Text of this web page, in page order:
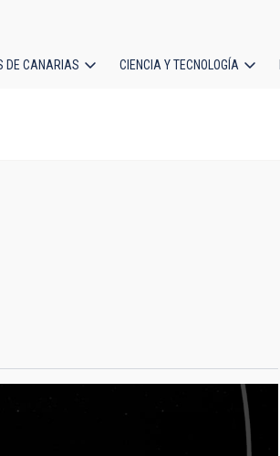
DE CANARIAS CIENCIA Y TECNOLOGÍA